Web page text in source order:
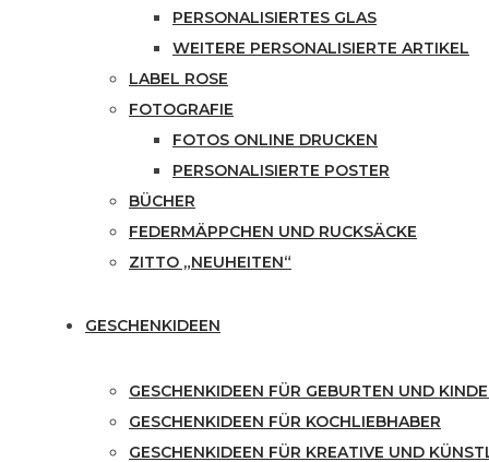
PERSONALISIERTES GLAS
WEITERE PERSONALISIERTE ARTIKEL
LABEL ROSE
FOTOGRAFIE
FOTOS ONLINE DRUCKEN
PERSONALISIERTE POSTER
BÜCHER
FEDERMÄPPCHEN UND RUCKSÄCKE
ZITTO „NEUHEITEN“
GESCHENKIDEEN
GESCHENKIDEEN FÜR GEBURTEN UND
GESCHENKIDEEN FÜR KOCHLIEBHABER
GESCHENKIDEEN FÜR KREATIVE UND